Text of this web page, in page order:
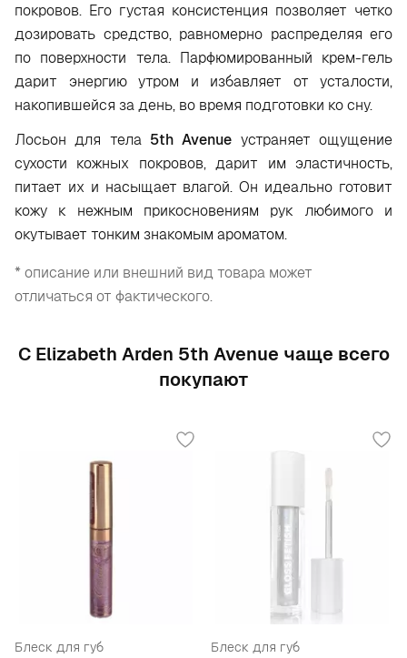
покровов. Его густая консистенция позволяет четко
дозировать средство, равномерно распределяя его
по поверхности тела. Парфюмированный крем-гель
дарит энергию утром и избавляет от усталости,
накопившейся за день, во время подготовки ко сну.
Лосьон для тела 5th Avenue устраняет ощущение
сухости кожных покровов, дарит им эластичность,
питает их и насыщает влагой. Он идеально готовит
кожу к нежным прикосновениям рук любимого и
окутывает тонким знакомым ароматом.
* описание или внешний вид товара может
отличаться от фактического.
С Elizabeth Arden 5th Avenue чаще всего
покупают
Блеск для губ Блеск для губ